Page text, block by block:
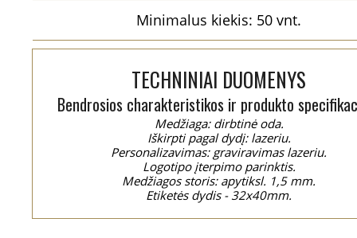
Minimalus kiekis: 50 vnt.
TECHNINIAI DUOMENYS
Bendrosios charakteristikos ir produkto
Medžiaga: dirbtinė oda.
Iškirpti pagal dydį: lazeriu.
Personalizavimas: graviravimas lazeriu.
Logotipo įterpimo parinktis.
Medžiagos storis: apytiksl. 1,5 mm.
Etiketės dydis - 32x40mm.